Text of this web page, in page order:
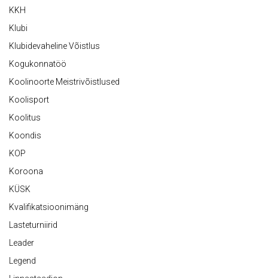
KKH
Klubi
Klubidevaheline Võistlus
Kogukonnatöö
Koolinoorte Meistrivõistlused
Koolisport
Koolitus
Koondis
KOP
Koroona
KÜSK
Kvalifikatsioonimäng
Lasteturniirid
Leader
Legend